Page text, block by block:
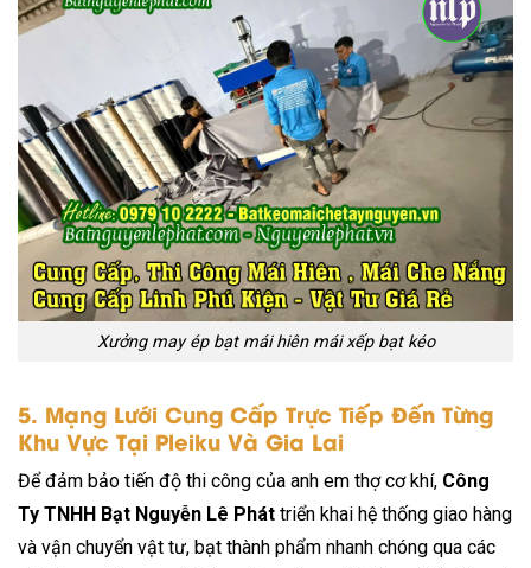
Xưởng may ép bạt mái hiên mái xếp bạt kéo
5. Mạng Lưới Cung Cấp Trực Tiếp Đến Từng
Khu Vực Tại Pleiku Và Gia Lai
Để đảm bảo tiến độ thi công của anh em thợ cơ khí, Công
Ty TNHH Bạt Nguyễn Lê Phát triển khai hệ thống giao hàng
và vận chuyển vật tư, bạt thành phẩm nhanh chóng qua các